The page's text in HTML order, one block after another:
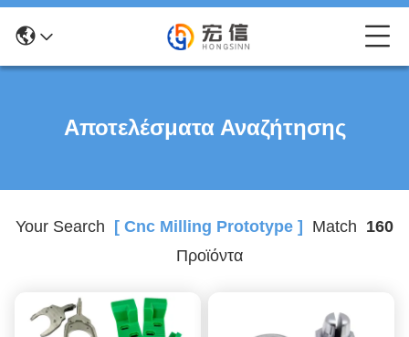
Αποτελέσματα Αναζήτησης
Your Search [ Cnc Milling Prototype ] Match 160
Προϊόντα